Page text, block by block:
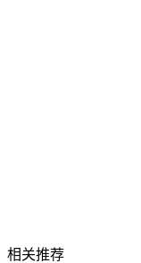
相关推荐